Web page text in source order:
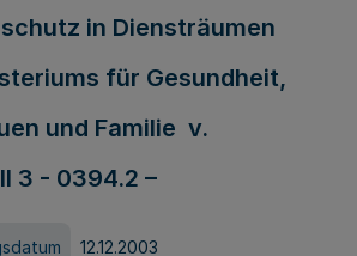
in Diensträumen
für Gesundheit,
und Familie v.
3 - 0394.2 –
12.12.2003